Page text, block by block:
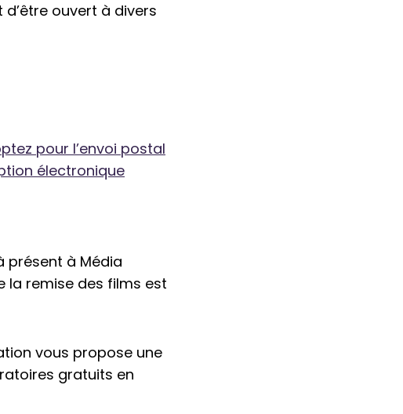
ouvert à divers
pour l’envoi postal
électronique
présent à Média
la remise des films est
vous propose une
gratuits en